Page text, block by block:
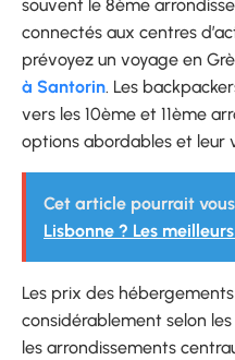
souvent le 8ème
connectés aux centres
prévoyez un voyage en
à Santorin. Les
vers les 10ème et 11ème
options abordables et leur
Cet article pourrait
Lisbonne ? Les
Les prix des
considérablement selon
les arrondissements